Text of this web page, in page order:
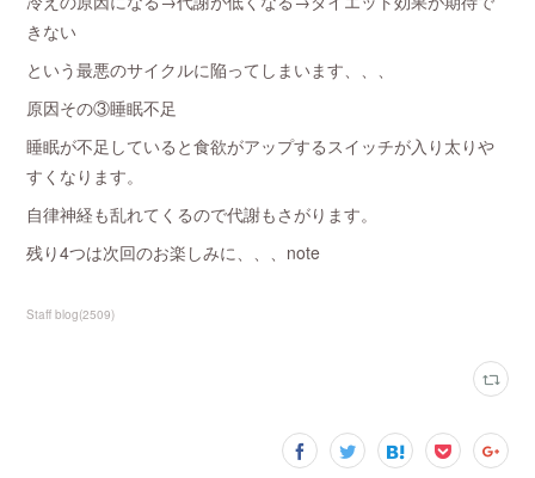
きない
という最悪のサイクルに陥ってしまいます、、、
原因その③睡眠不足
睡眠が不足していると食欲がアップするスイッチが入り太りや
すくなります。
自律神経も乱れてくるので代謝もさがります。
残り4つは次回のお楽しみに、、、note
Staff blog(2509)